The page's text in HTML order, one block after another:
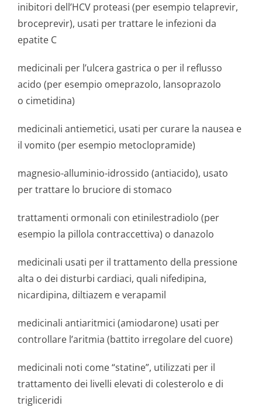
inibitori dell’HCV proteasi (per esempio telaprevir,
broceprevir), usati per trattare le infezioni da
epatite C
medicinali per l’ulcera gastrica o per il reflusso
acido (per esempio omeprazolo, lansoprazolo
o cimetidina)
medicinali antiemetici, usati per curare la nausea e
il vomito (per esempio metoclopramide)
magnesio-alluminio-idrossido (antiacido), usato
per trattare lo bruciore di stomaco
trattamenti ormonali con etinilestradiolo (per
esempio la pillola contraccettiva) o danazolo
medicinali usati per il trattamento della pressione
alta o dei disturbi cardiaci, quali nifedipina,
nicardipina, diltiazem e verapamil
medicinali antiaritmici (amiodarone) usati per
controllare l’aritmia (battito irregolare del cuore)
medicinali noti come “statine”, utilizzati per il
trattamento dei livelli elevati di colesterolo e di
trigliceridi